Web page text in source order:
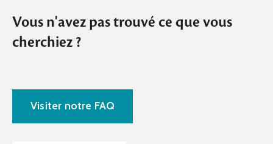
Vous n'avez pas trouvé ce que vous
cherchiez ?
Visiter notre FAQ